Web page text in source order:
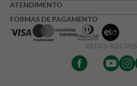
ATENDIMENTO
FORMAS DE PAGAMENTO
REDES SOCIAIS